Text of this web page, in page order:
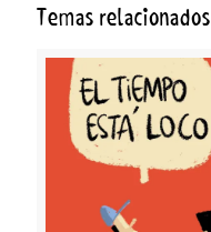
Temas relacionados